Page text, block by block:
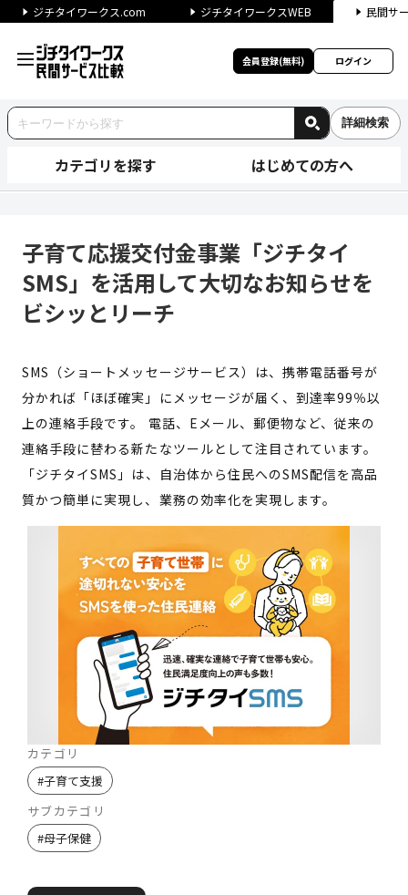
ジチタイワークス.com ジチタイワークスWEB 民間サ
会員登録(無料) ログイン
詳細検索
カテゴリを探す はじめての方へ
子育て応援交付金事業「ジチタイ
SMS」を活用して大切なお知らせを
ビシッとリーチ
SMS（ショートメッセージサービス）は、携帯電話番号が
分かれば「ほぼ確実」にメッセージが届く、到達率99％以
上の連絡手段です。 電話、Eメール、郵便物など、従来の
連絡手段に替わる新たなツールとして注目されています。
「ジチタイSMS」は、自治体から住民へのSMS配信を高品
質かつ簡単に実現し、業務の効率化を実現します。
カテゴリ
#子育て支援
サブカテゴリ
#母子保健